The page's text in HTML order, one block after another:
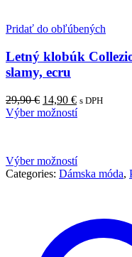
Pridať do obľúbených
Letný klobúk
slamy, ecru
29,90€ Pôvodná
cena
14,90 €Aktuálna
cena
s DPH
Výber možností
Výber možností
Categories: Dámska móda,